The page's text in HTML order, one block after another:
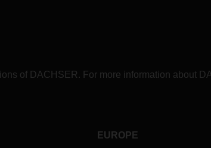
of DACHSER. For more information about
EUROPE